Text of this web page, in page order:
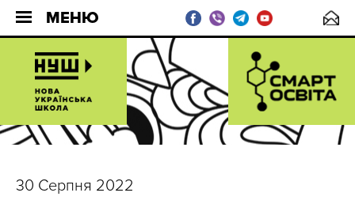
МЕНЮ
30 Серпня 2022